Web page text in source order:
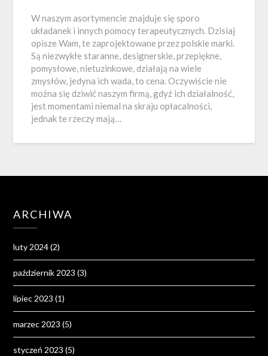
W naszym asortymencie znajduje się sporo
układanek i innych pomocy terapeutycznych. Dzisiaj
opisze Wam, te zaprojektowane przez polskie marki.
Są niezwykłe staranne, designerskie, przepiękne,
pomysłowe, nietuzinkowe, działają na wiele
zmysłów, jedyna ich wada, to cena. Oczywiście nie
można się dziwić naszym firmą, gdyż ich działalność,
jest momentami niemal na skraju opłacalności,
jednak te rzeczy mają…
ARCHIWA
luty 2024(2)
październik 2023 (3)
lipiec 2023 (1)
marzec 2023 (5)
styczeń 2023 (5)